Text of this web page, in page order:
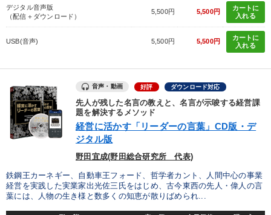
デジタル音声版
（配信＋ダウンロード）
5,500円 5,500円
カートに
入れる
USB(音声) 5,500円 5,500円
カートに
入れる
音声・動画 好評 ダウンロード対応
先人が残した名言の教えと、名言が示唆する経営課
題を解決するメソッド
経営に活かす「リーダーの言葉」CD版・デ
ジタル版
野田宜成(野田総合研究所 代表)
鉄鋼王カーネギー、自動車王フォード、哲学者カント、人間中心の事業
経営を実践した実業家出光佐三氏をはじめ、古今東西の先人・偉人の言
葉には、人物の生き様と数多くの知恵が散りばめられ...